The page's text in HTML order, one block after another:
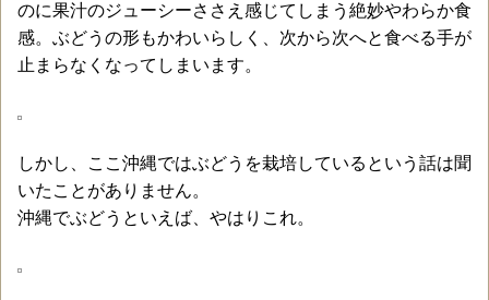
のに果汁のジューシーささえ感じてしまう絶妙やわらか食
感。ぶどうの形もかわいらしく、次から次へと食べる手が
止まらなくなってしまいます。
しかし、ここ沖縄ではぶどうを栽培しているという話は聞
いたことがありません。
沖縄でぶどうといえば、やはりこれ。